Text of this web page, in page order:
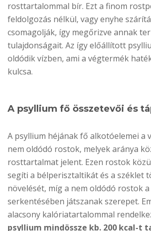
rosttartalommal bír. Ezt a finom
feldolgozás nélkül, vagy enyhe
csomagolják, így megőrizve annak
tulajdonságait. Az így előállított
oldódik vízben, ami a végtermék
kulcsa.
A psyllium fő összetevői és
A psyllium héjának fő alkotóelemei a
nem oldódó rostok, melyek aránya
rosttartalmat jelent. Ezen rostok
segíti a bélperisztaltikát és a széklet
növelését, míg a nem oldódó rostok
serkentésében játszanak szerepet.
alacsony kalóriatartalommal
psyllium mindössze kb. 200 kcal-t